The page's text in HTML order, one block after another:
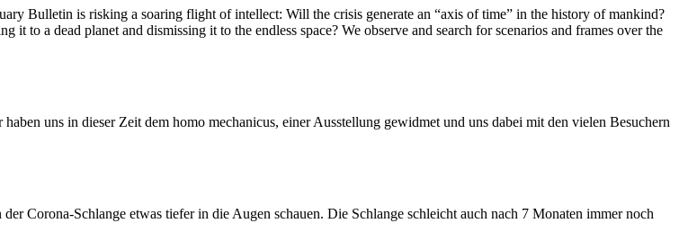
Bulletin is risking a soaring flight of intellect: Will the crisis generate an “axis of time” in the history of mankind?
to a dead planet and dismissing it to the endless space? We observe and search for scenarios and frames over the
uns in dieser Zeit dem homo mechanicus, einer Ausstellung gewidmet und uns dabei mit den vielen Besuchern
Corona-Schlange etwas tiefer in die Augen schauen. Die Schlange schleicht auch nach 7 Monaten immer noch